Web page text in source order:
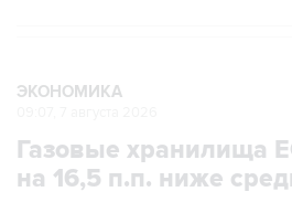
ЭКОНОМИКА
Газовые хранилища
на 16,5 п.п. ниже